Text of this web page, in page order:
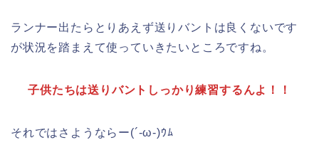
ランナー出たらとりあえず送りバントは良くないです
が状況を踏まえて使っていきたいところですね。
子供たちは送りバントしっかり練習するんよ！！
それではさようならー(´-ω-)ｳﾑ